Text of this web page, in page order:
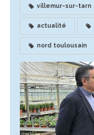
villemur-sur-tarn
actualité
nord toulousain